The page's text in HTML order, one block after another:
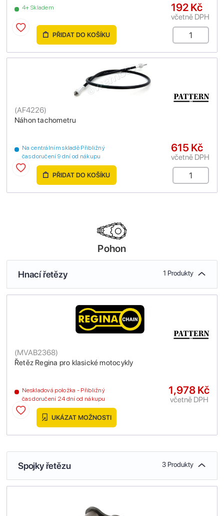
4+ Skladem 192 Kč
včetně DPH
PŘIDAT DO KOŠÍKU
Náhon tachometru
(AF4226)
Na centrálním skladě Přibližný
čas doručení 9 dní od nákupu
615 Kč
včetně DPH
PŘIDAT DO KOŠÍKU
Pohon
Hnací řetězy 1 Produkty
Řetěz Regina pro klasické motocykly
(MVAB2368)
Neskladová položka - Přibližný
čas doručení 24 dní od nákupu
1,978 Kč
včetně DPH
UKÁZAT MOŽNOSTI
Spojky řetězu 3 Produkty